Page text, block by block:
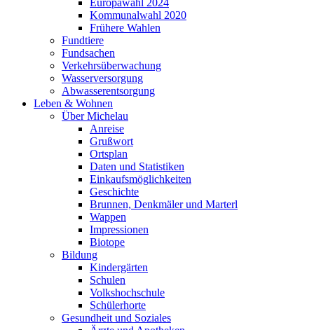
Europawahl 2024
Kommunalwahl 2020
Frühere Wahlen
Fundtiere
Fundsachen
Verkehrsüberwachung
Wasserversorgung
Abwasserentsorgung
Leben & Wohnen
Über Michelau
Anreise
Grußwort
Ortsplan
Daten und Statistiken
Einkaufsmöglichkeiten
Geschichte
Brunnen, Denkmäler und Marterl
Wappen
Impressionen
Biotope
Bildung
Kindergärten
Schulen
Volkshochschule
Schülerhorte
Gesundheit und Soziales